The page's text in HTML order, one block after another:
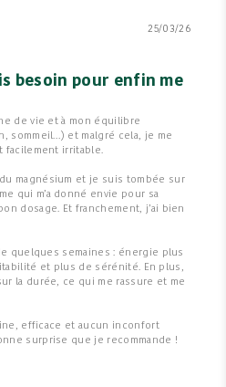
25/03/26
besoin pour enfin me
de vie et à mon équilibre
sommeil…) et malgré cela, je me
facilement irritable.
magnésium et je suis tombée sur
qui m’a donné envie pour sa
dosage. Et franchement, j’ai bien
quelques semaines : énergie plus
et plus de sérénité. En plus,
la durée, ce qui me rassure et me
efficace et aucun inconfort
surprise que je recommande !